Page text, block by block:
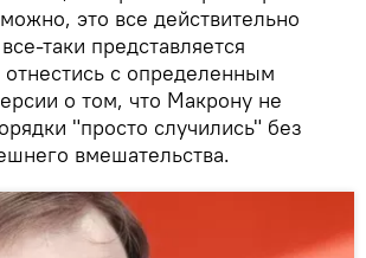
это все действительно
таки представляется
с определенным
о том, что Макрону не
"просто случились" без
вмешательства.